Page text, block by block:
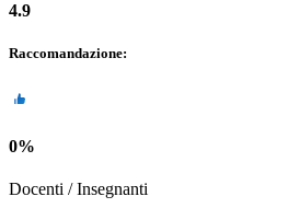
4.9
Raccomandazione:
0%
Docenti / Insegnanti